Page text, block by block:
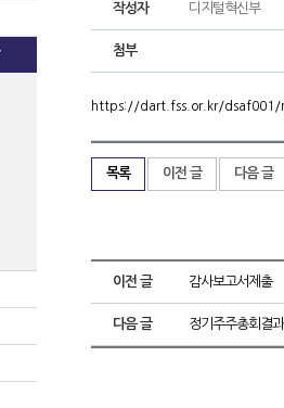
작성자 디지털혁신부
첨부
https://dart.fss.or.kr/dsaf001/
목록 이전 글 다음 글
이전 글 감사보고서제출
다음 글 정기주주총회결과